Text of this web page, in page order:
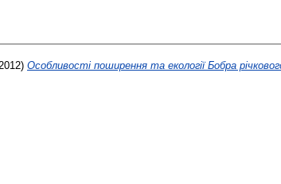
Особливості поширення та екології Бобра